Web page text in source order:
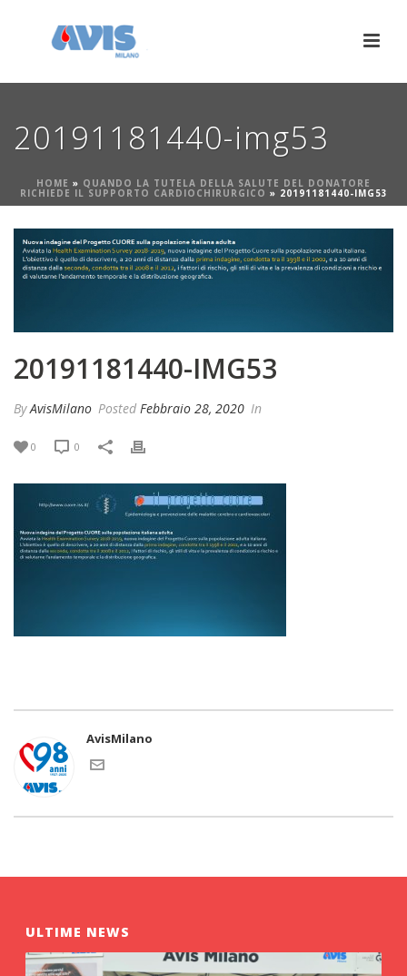
20191181440-img53
HOME » QUANDO LA TUTELA DELLA SALUTE DEL DONATORE
RICHIEDE IL SUPPORTO CARDIOCHIRURGICO » 20191181440-IMG53
20191181440-IMG53
ByAvisMilano Posted Febbraio 28, 2020 In
0 0
AvisMilano
ULTIME NEWS